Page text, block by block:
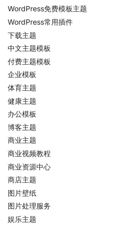
WordPress免费模板主题
WordPress常用插件
下载主题
中文主题模板
付费主题模板
企业模板
体育主题
健康主题
办公模板
博客主题
商业主题
商业视频教程
商业资源中心
商店主题
图片壁纸
图片处理服务
娱乐主题